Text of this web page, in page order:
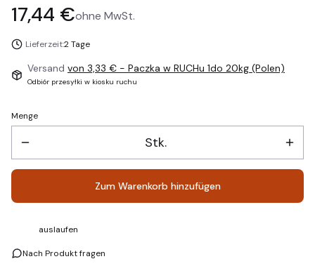
Preis
17,44 €ohne MwSt.
Lieferzeit:2 Tage
Versand von 3,33 € - Paczka w RUCHu 1do 20kg (Polen)
Odbiór przesyłki w kiosku ruchu
Menge
Stk.
Zum Warenkorb hinzufügen
auslaufen
Nach Produkt fragen